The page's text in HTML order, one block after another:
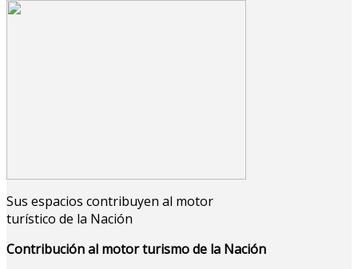
Sus espacios contribuyen al motor
turístico de la Nación
Contribución al motor turismo de la Nación